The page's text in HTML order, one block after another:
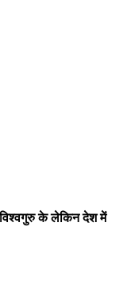
विश्वगुरु के लेकिन देश में